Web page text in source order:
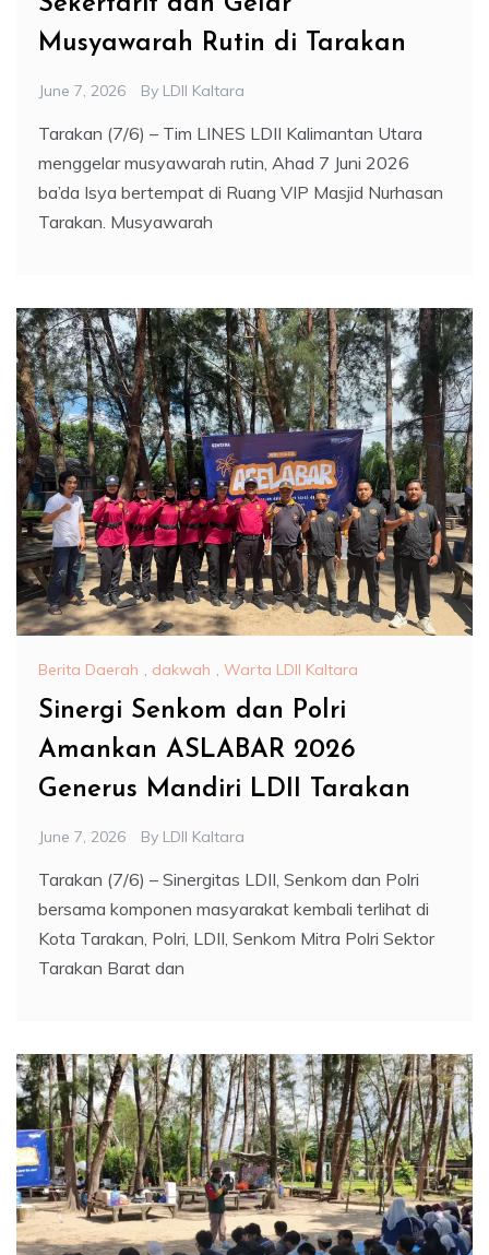
Musyawarah Rutin di Tarakan
June 7, 2026 By LDII Kaltara
Tarakan (7/6) – Tim LINES LDII Kalimantan Utara
menggelar musyawarah rutin, Ahad 7 Juni 2026
ba’da Isya bertempat di Ruang VIP Masjid Nurhasan
Tarakan. Musyawarah
Berita Daerah , dakwah , Warta LDII Kaltara
Sinergi Senkom dan Polri
Amankan ASLABAR 2026
Generus Mandiri LDII Tarakan
June 7, 2026 By LDII Kaltara
Tarakan (7/6) – Sinergitas LDII, Senkom dan Polri
bersama komponen masyarakat kembali terlihat di
Kota Tarakan, Polri, LDII, Senkom Mitra Polri Sektor
Tarakan Barat dan